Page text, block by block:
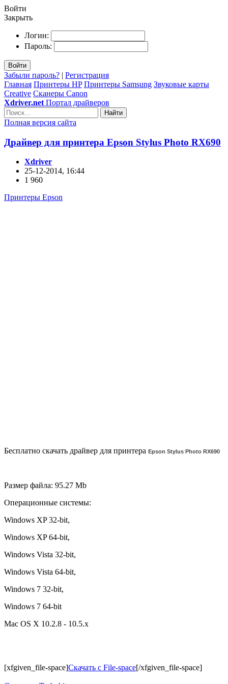
Войти
Закрыть
Логин:
Пароль:
Войти
Забыли пароль? | Регистрация
Главная Принтеры HP Принтеры Samsung Звуковые карты
Creative Сканеры Canon
Xdriver.net Портал драйверов
Найти
Полная версия сайта
Драйвер для принтера Epson Stylus Photo RX690
Xdriver
25-12-2014, 16:44
1 960
Принтеры Epson
Бесплатно скачать драйвер для принтера Epson Stylus Photo RX690
Размер файла: 95.27 Mb
Операционные системы:
Windows XP 32-bit,
Windows XP 64-bit,
Windows Vista 32-bit,
Windows Vista 64-bit,
Windows 7 32-bit,
Windows 7 64-bit
Mac OS X 10.2.8 - 10.5.х
[xfgiven_file-space]Скачать с File-space[/xfgiven_file-space]